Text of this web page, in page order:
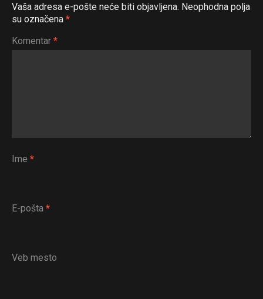
Vaša adresa e-pošte neće biti objavljena. Neophodna polja
su označena *
Komentar *
Ime *
E-pošta *
Veb mesto